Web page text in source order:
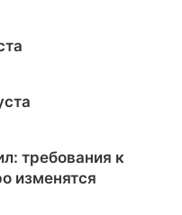
требования к
изменятся